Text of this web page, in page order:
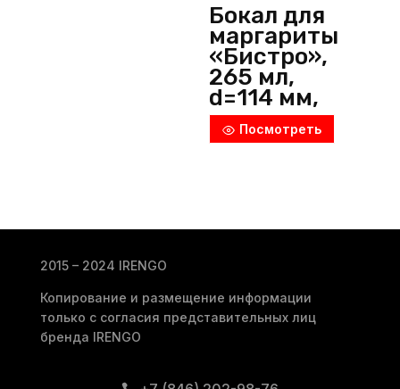
Бокал для
маргариты
«Бистро»,
265 мл,
d=114 мм,
h=161 мм,
стекло,
Посмотреть
2015 – 2024 IRENGO
Копирование и размещение информации
только с согласия представительных лиц
бренда IRENGO